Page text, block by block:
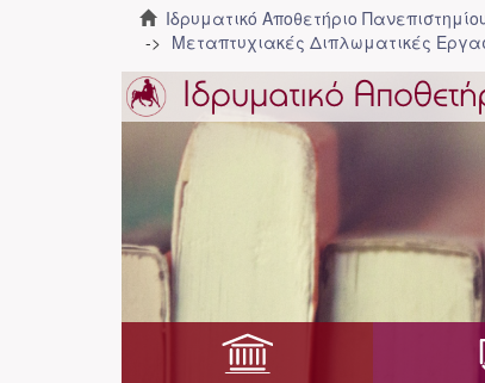
Ιδρυματικό Αποθετήριο
Μεταπτυχιακές Διπλωματικές